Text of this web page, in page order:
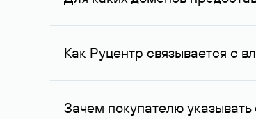
Услуга доступна для доменов,
Как Руцентр связывается с
Для связи с владельцем домена
Зачем покупателю